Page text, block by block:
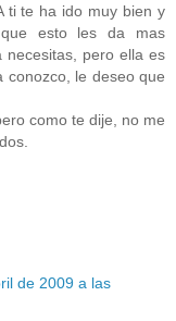
ti te ha ido muy bien y
esto les da mas
necesitas, pero ella es
conozco, le deseo que
como te dije, no me
de 2009 a las